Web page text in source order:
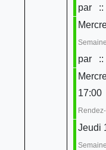
par
::
par
::
17:00
Jeudi